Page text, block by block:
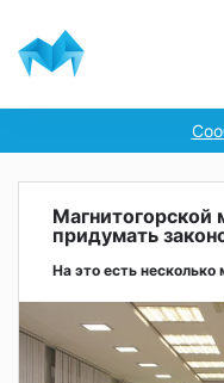
придумать
На это есть несколько